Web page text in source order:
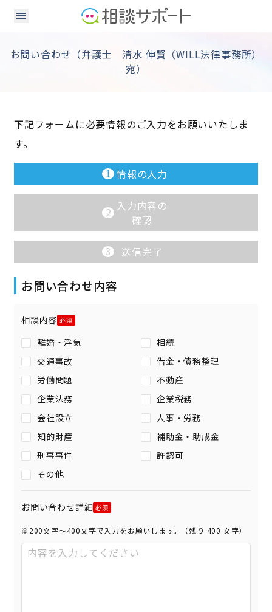
お問い合わせ（弁護士 清水 伸賢（WILL法律事務所）
宛）
下記フォームに必要情報のご入力をお願いいたしま
す。
1 情報の入力
2 入力内容の
確認
3 送信完了
お問い合わせ内容
相談内容
離婚・浮気
相続
交通事故
借金・債務整理
労働問題
不動産
企業法務
企業税務
会社設立
人事・労務
知的財産
補助金・助成金
刑事事件
許認可
その他
お問い合わせ詳細
※200文字〜400文字で入力をお願いします。（残り 400 文字）